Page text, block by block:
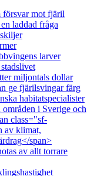
försvar mot fjäril
laddad fråga
larver
miljontals dollar
ge fjärilsvingar färg
habitatspecialister
i Sverige och
class="sf-
av klimat,
span>
av allt torrare